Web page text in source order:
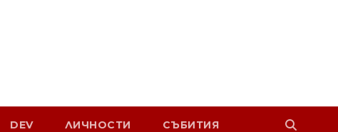
DEV ЛИЧНОСТИ СЪБИТИЯ